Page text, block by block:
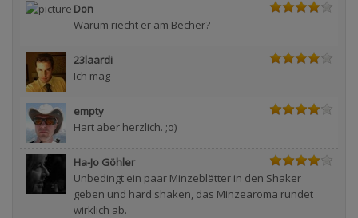
Don
Warum riecht er am Becher?
23laardi
Ich mag
empty
Hart aber herzlich. ;o)
Ha-Jo Göhler
Unbedingt ein paar Minzeblätter in den Shaker
geben und hard shaken, das Minzearoma rundet
wirklich ab.